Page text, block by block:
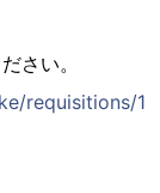
さい。
requisitions/1